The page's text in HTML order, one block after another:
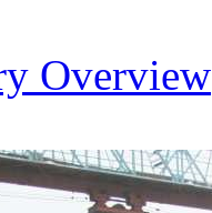
Overview